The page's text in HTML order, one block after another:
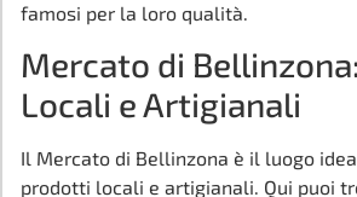
famosi per la loro qualità.
Mercato di
Locali e Artigianali
Il Mercato di Bellinzona è il luogo
prodotti locali e artigianali. Qui puoi